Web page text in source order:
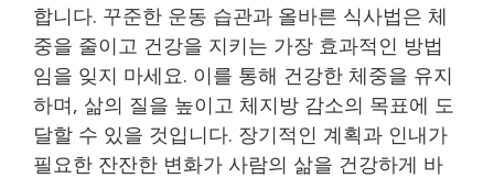
합니다. 꾸준한 운동 습관과 올바른 식사법은 체
중을 줄이고 건강을 지키는 가장 효과적인 방법
임을 잊지 마세요. 이를 통해 건강한 체중을 유지
하며, 삶의 질을 높이고 체지방 감소의 목표에 도
달할 수 있을 것입니다. 장기적인 계획과 인내가
필요한 잔잔한 변화가 사람의 삶을 건강하게 바